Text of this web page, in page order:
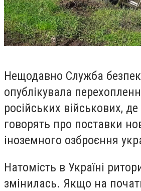
Нещодавно Служба
опублікувала
російських військових,
говорять про поставки
іноземного озброєння
Натомість в Україні
змінилась. Якщо на